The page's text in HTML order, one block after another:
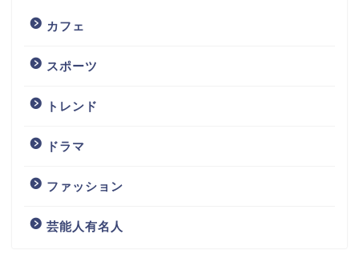
カフェ
スポーツ
トレンド
ドラマ
ファッション
芸能人有名人